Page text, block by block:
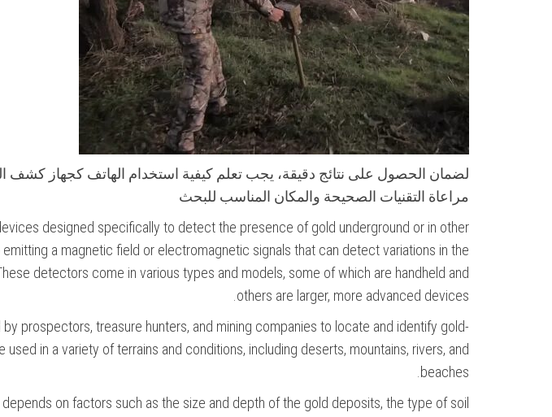
لضمان الحصول على نتائج دقيقة، يجب تعلم كيفية استخدام الهاتف كجهاز
مراعاة التقنيات الصحيحة والمكان المناسب للبحث
designed specifically to detect the presence of gold underground or in other
a magnetic field or electromagnetic signals that can detect variations in the
detectors come in various types and models, some of which are handheld and
others are larger, more advanced devices.
prospectors, treasure hunters, and mining companies to locate and identify gold-
in a variety of terrains and conditions, including deserts, mountains, rivers, and
beaches.
on factors such as the size and depth of the gold deposits, the type of soil